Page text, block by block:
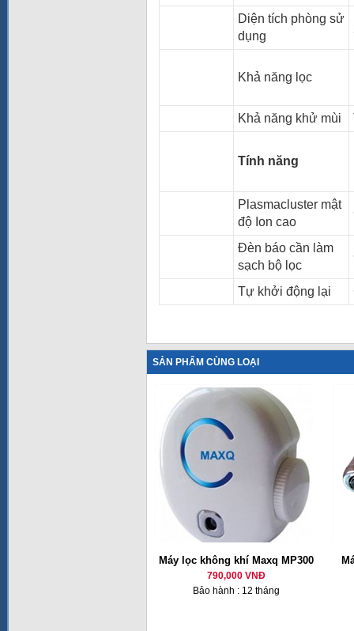
Diện tích phòng sử
dụng
Khả năng lọc
Khả năng khử mùi
Tính năng
Plasmacluster mật
độ Ion cao
Đèn báo cần làm
sạch bộ lọc
Tự khởi động lại
SẢN PHẨM CÙNG LOẠI
Máy lọc không khí Maxq MP300
790,000 VNĐ
Bảo hành : 12 tháng